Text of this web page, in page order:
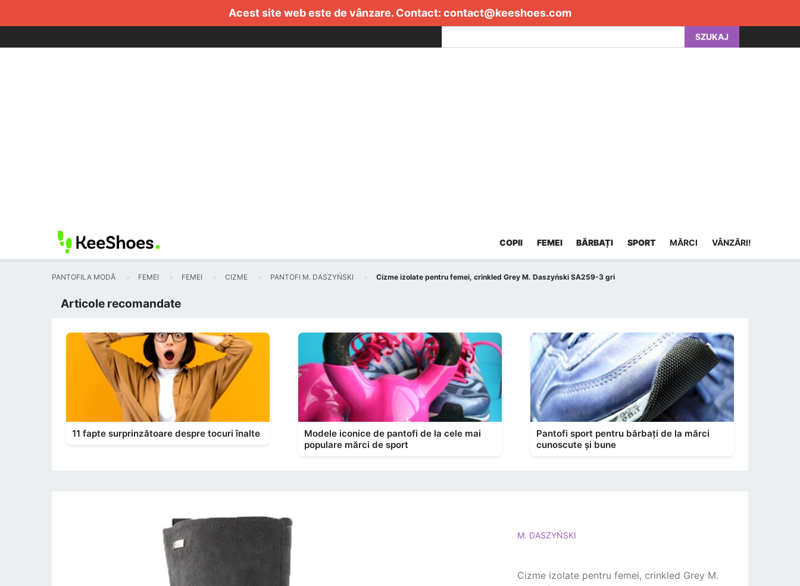
Acest site web este de vânzare. Contact: contact@keeshoes.com
SZUKAJ
COPII FEMEI BĂRBAȚI SPORT MĂRCI VÂNZĂRI!
PANTOFILA MODĂ FEMEI FEMEI CIZME PANTOFI M. DASZYŃSKI Cizme izolate pentru femei, crinkled Grey M. Daszyński SA259-3 gri
Articole recomandate
11 fapte surprinzătoare despre tocuri înalte
Modele iconice de pantofi de la cele mai
populare mărci de sport
Pantofi sport pentru bărbați de la mărci
cunoscute și bune
M. DASZYŃSKI
Cizme izolate pentru femei, crinkled Grey M.